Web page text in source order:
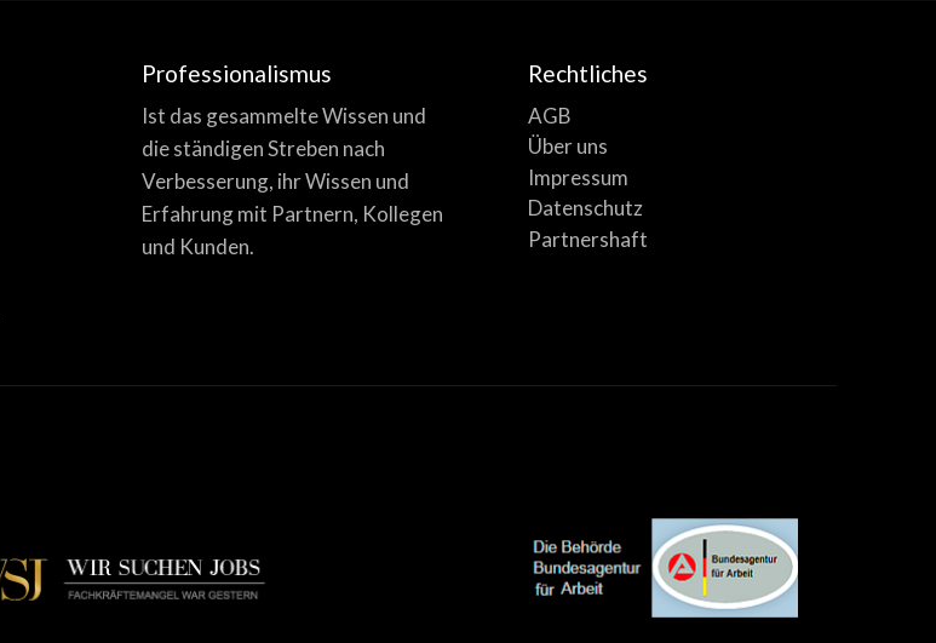
Professionalismus
Ist das gesammelte Wissen und
die ständigen Streben nach
Verbesserung, ihr Wissen und
Erfahrung mit Partnern, Kollegen
und Kunden.
Rechtliches
AGB
Über uns
Impressum
Datenschutz
Partnershaft